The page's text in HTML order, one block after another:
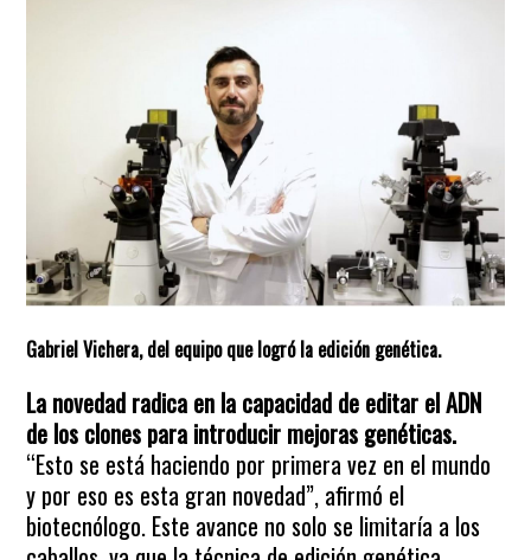
Gabriel Vichera, del equipo que logró la edición genética.
La novedad radica en la capacidad de editar el ADN
de los clones para introducir mejoras genéticas.
“Esto se está haciendo por primera vez en el mundo
y por eso es esta gran novedad”, afirmó el
biotecnólogo. Este avance no solo se limitaría a los